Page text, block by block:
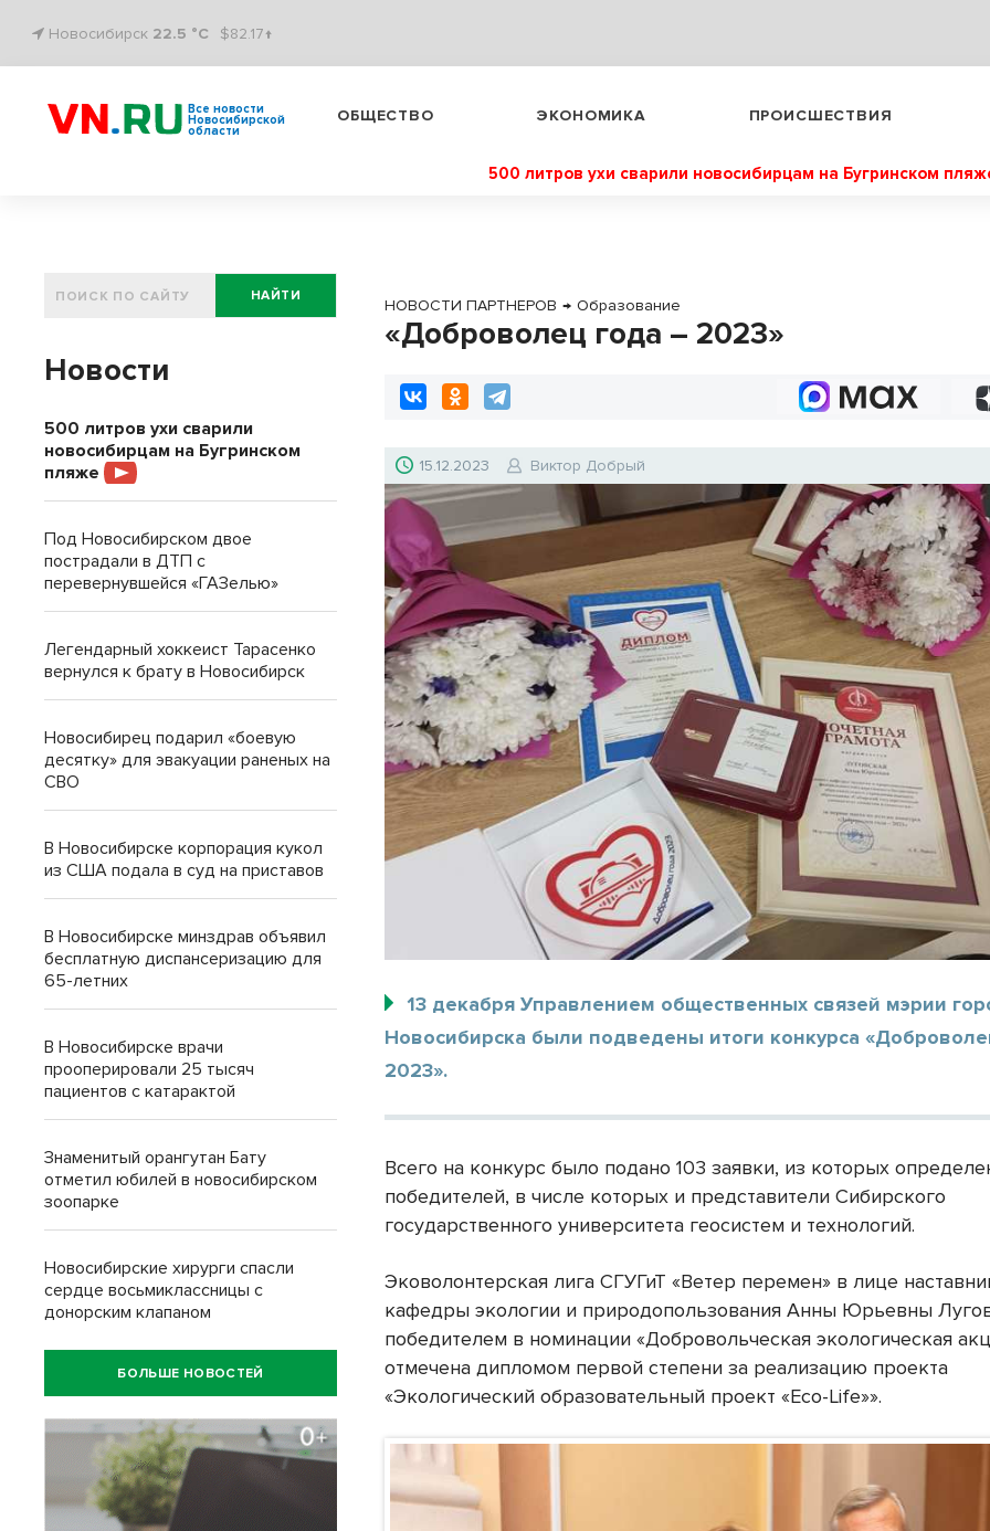
Новосибирск 22.5 °C $82.17↑
Все новости
Новосибирской
области
ОБЩЕСТВО ЭКОНОМИКА ПРОИСШЕСТВИЯ
500 литров ухи сварили новосибирцам на Бугринском
НОВОСТИ ПАРТНЕРОВ → Образование
«Доброволец года – 2023»
15.12.2023 Виктор Добрый
13 декабря Управлением общественных связей мэрии
Новосибирска были подведены итоги конкурса
2023».
Всего на конкурс было подано 103 заявки, из которых
победителей, в числе которых и представители Сибирского
государственного университета геосистем и технологий.
Эковолонтерская лига СГУГиТ «Ветер перемен» в лице
кафедры экологии и природопользования Анны Юрьевны
победителем в номинации «Добровольческая экологическая
отмечена дипломом первой степени за реализацию проекта
«Экологический образовательный проект «Eco-Life»».
НАЙТИ
Новости
500 литров ухи сварили
новосибирцам на Бугринском
пляже
Под Новосибирском двое
пострадали в ДТП с
перевернувшейся «ГАЗелью»
Легендарный хоккеист Тарасенко
вернулся к брату в Новосибирск
Новосибирец подарил «боевую
десятку» для эвакуации раненых на
СВО
В Новосибирске корпорация кукол
из США подала в суд на приставов
В Новосибирске минздрав объявил
бесплатную диспансеризацию для
65-летних
В Новосибирске врачи
прооперировали 25 тысяч
пациентов с катарактой
Знаменитый орангутан Бату
отметил юбилей в новосибирском
зоопарке
Новосибирские хирурги спасли
сердце восьмиклассницы с
донорским клапаном
БОЛЬШЕ НОВОСТЕЙ